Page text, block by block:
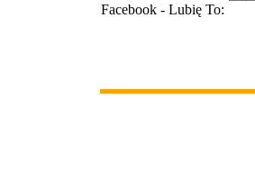
Facebook - Lubię To: